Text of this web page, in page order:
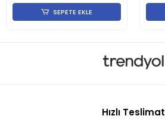
SEPETE EKLE
Hızlı Teslimat